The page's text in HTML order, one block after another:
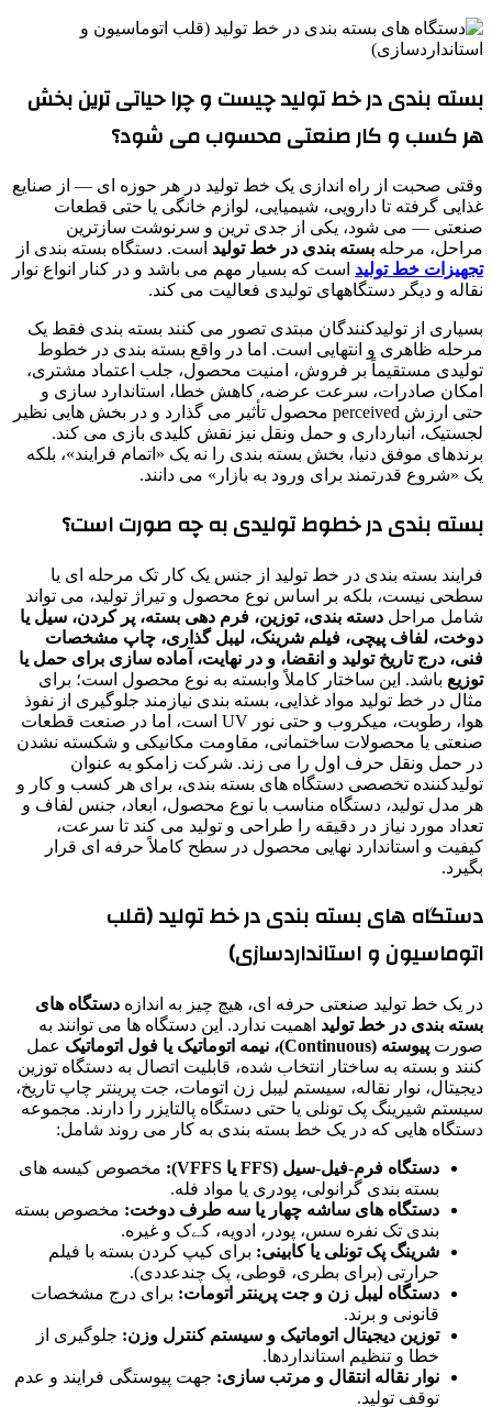
بسته بندی در خط تولید چیست و چرا حیاتی ترین بخش
هر کسب و کار صنعتی محسوب می شود؟
وقتی صحبت از راه اندازی یک خط تولید در هر حوزه ای — از صنایع
غذایی گرفته تا دارویی، شیمیایی، لوازم خانگی یا حتی قطعات
صنعتی — می شود، یکی از جدی ترین و سرنوشت سازترین
مراحل، مرحله بسته بندی در خط تولید است. دستگاه بسته بندی از
تجهیزات خط تولید است که بسیار مهم می باشد و در کنار انواع نوار
نقاله و دیگر دستگاههای تولیدی فعالیت می کند.
بسیاری از تولیدکنندگان مبتدی تصور می کنند بسته بندی فقط یک
مرحله ظاهری و انتهایی است. اما در واقع بسته بندی در خطوط
تولیدی مستقیماً بر فروش، امنیت محصول، جلب اعتماد مشتری،
امکان صادرات، سرعت عرضه، کاهش خطا، استاندارد سازی و
حتی ارزش perceived محصول تأثیر می گذارد و در بخش هایی نظیر
لجستیک، انبارداری و حمل ونقل نیز نقش کلیدی بازی می کند.
برندهای موفق دنیا، بخش بسته بندی را نه یک «اتمام فرایند»، بلکه
یک «شروع قدرتمند برای ورود به بازار» می دانند.
بسته بندی در خطوط تولیدی به چه صورت است؟
فرایند بسته بندی در خط تولید از جنس یک کار تک مرحله ای یا
سطحی نیست، بلکه بر اساس نوع محصول و تیراژ تولید، می تواند
شامل مراحل دسته بندی، توزین، فرم دهی بسته، پر کردن، سیل یا
دوخت، لفاف پیچی، فیلم شرینک، لیبل گذاری، چاپ مشخصات
فنی، درج تاریخ تولید و انقضا، و در نهایت، آماده سازی برای حمل یا
توزیع باشد. این ساختار کاملاً وابسته به نوع محصول است؛ برای
مثال در خط تولید مواد غذایی، بسته بندی نیازمند جلوگیری از نفوذ
هوا، رطوبت، میکروب و حتی نور UV است، اما در صنعت قطعات
صنعتی یا محصولات ساختمانی، مقاومت مکانیکی و شکسته نشدن
در حمل ونقل حرف اول را می زند. شرکت زامکو به عنوان
تولیدکننده تخصصی دستگاه های بسته بندی، برای هر کسب و کار و
هر مدل تولید، دستگاه مناسب با نوع محصول، ابعاد، جنس لفاف و
تعداد مورد نیاز در دقیقه را طراحی و تولید می کند تا سرعت،
کیفیت و استاندارد نهایی محصول در سطح کاملاً حرفه ای قرار
بگیرد.
دستگاه های بسته بندی در خط تولید (قلب
اتوماسیون و استانداردسازی)
در یک خط تولید صنعتی حرفه ای، هیچ چیز به اندازه دستگاه های
بسته بندی در خط تولید اهمیت ندارد. این دستگاه ها می توانند به
صورت پیوسته (Continuous)، نیمه اتوماتیک یا فول اتوماتیک
عمل
کنند و بسته به ساختار انتخاب شده، قابلیت اتصال به دستگاه توزین
دیجیتال، نوار نقاله، سیستم لیبل زن اتومات، جت پرینتر چاپ تاریخ،
سیستم شیرینگ پک تونلی یا حتی دستگاه پالتایزر را دارند. مجموعه
دستگاه هایی که در یک خط بسته بندی به کار می روند شامل:
دستگاه فرم-فیل-سیل (FFS یا VFFS):
مخصوص کیسه های
بسته بندی گرانولی، پودری یا مواد فله.
دستگاه های ساشه چهار یا سه طرف دوخت: مخصوص بسته
بندی تک نفره سس، پودر، ادویه، کےک و غیره.
شرینگ پک تونلی یا کابینی: برای کیپ کردن بسته با فیلم
حرارتی (برای بطری، قوطی، پک چندعددی).
دستگاه لیبل زن و جت پرینتر اتومات: برای درج مشخصات
قانونی و برند.
توزین دیجیتال اتوماتیک و سیستم کنترل وزن: جلوگیری از
خطا و تنظیم استانداردها.
نوار نقاله انتقال و مرتب سازی: جهت پیوستگی فرایند و عدم
توقف تولید.